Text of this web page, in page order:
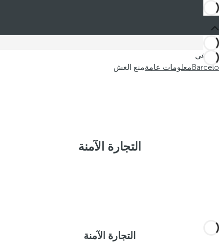
أنت في
Barcelóمعلومات عامةمنع الغش
التجارة الآمنة
التجارة الآمنة